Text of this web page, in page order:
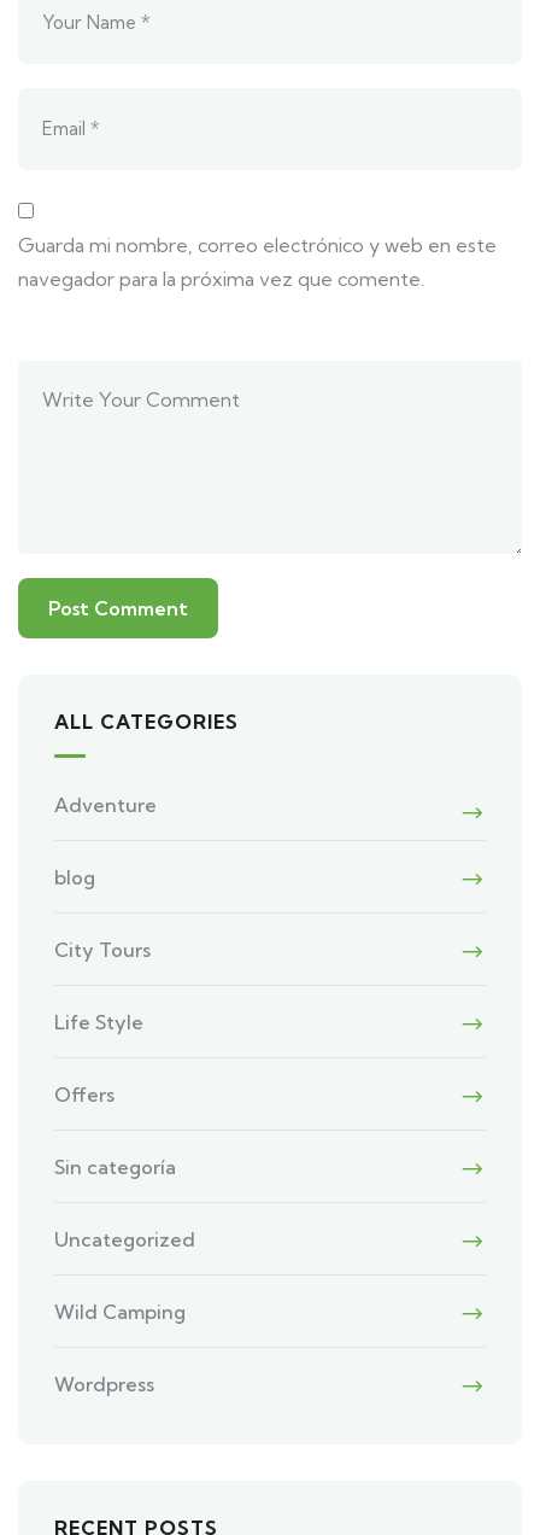
Guarda mi nombre, correo electrónico y web en este
navegador para la próxima vez que comente.
ALL CATEGORIES
Adventure
blog
City Tours
Life Style
Offers
Sin categoría
Uncategorized
Wild Camping
Wordpress
RECENT POSTS